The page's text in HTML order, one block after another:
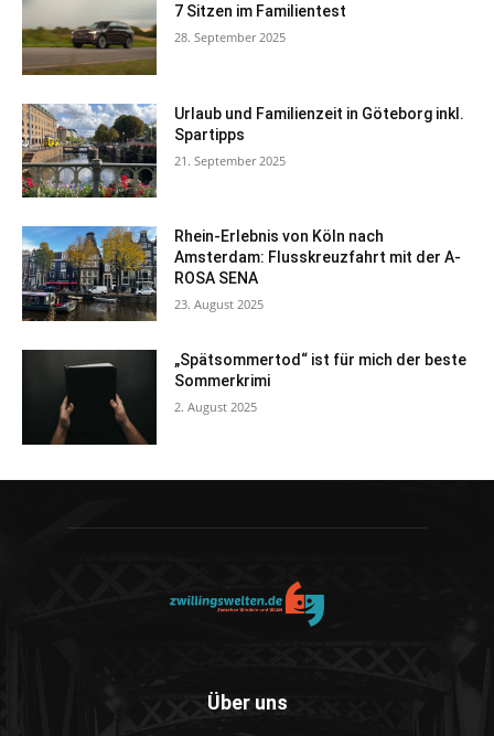
7 Sitzen im Familientest
28. September 2025
Urlaub und Familienzeit in Göteborg inkl.
Spartipps
21. September 2025
Rhein-Erlebnis von Köln nach
Amsterdam: Flusskreuzfahrt mit der A-
ROSA SENA
23. August 2025
„Spätsommertod“ ist für mich der beste
Sommerkrimi
2. August 2025
Über uns